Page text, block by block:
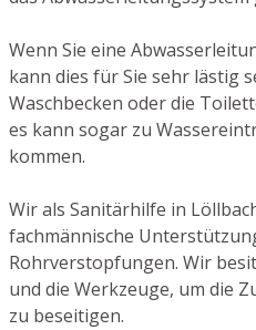
Wenn Sie eine
kann dies für Sie sehr lästig
Waschbecken oder die
es kann sogar zu
kommen.
Wir als Sanitärhilfe in
fachmännische
Rohrverstopfungen. Wir
und die Werkzeuge, um die
zu beseitigen.